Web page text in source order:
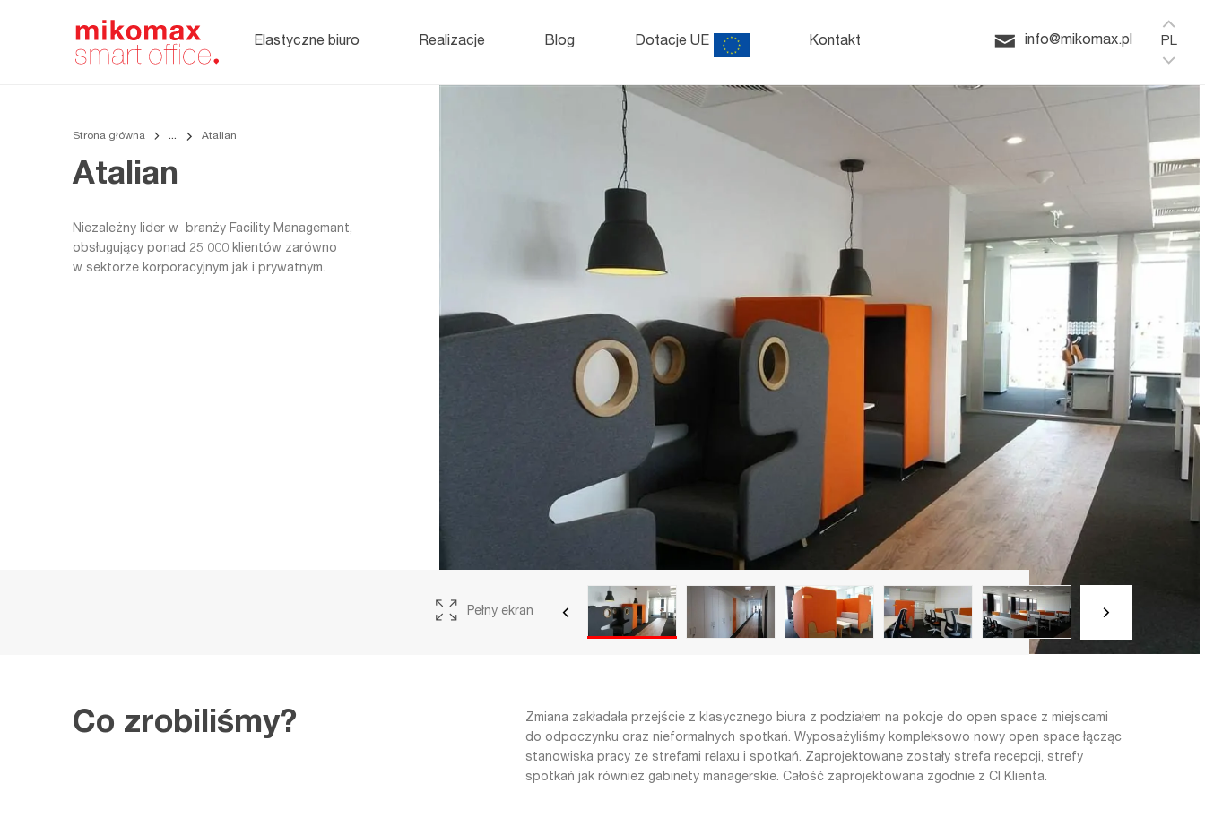
Elastyczne biuro Realizacje Blog Dotacje UE Kontakt info@mikomax.pl PL
tapicerowane
i kontenery
office
HushSpace
Strona główna Atalian
Atalian
Niezależny lider w branży Facility Managemant,
obsługujący ponad 25 000 klientów zarówno
w sektorze korporacyjnym jak i prywatnym.
Pełny ekran
Co zrobiliśmy?
Zmiana zakładała przejście z klasycznego biura z podziałem na pokoje do open space z miejscami
do odpoczynku oraz nieformalnych spotkań. Wyposażyliśmy kompleksowo nowy open space łącząc
stanowiska pracy ze strefami relaxu i spotkań. Zaprojektowane zostały strefa recepcji, strefy
spotkań jak również gabinety managerskie. Całość zaprojektowana zgodnie z CI Klienta.